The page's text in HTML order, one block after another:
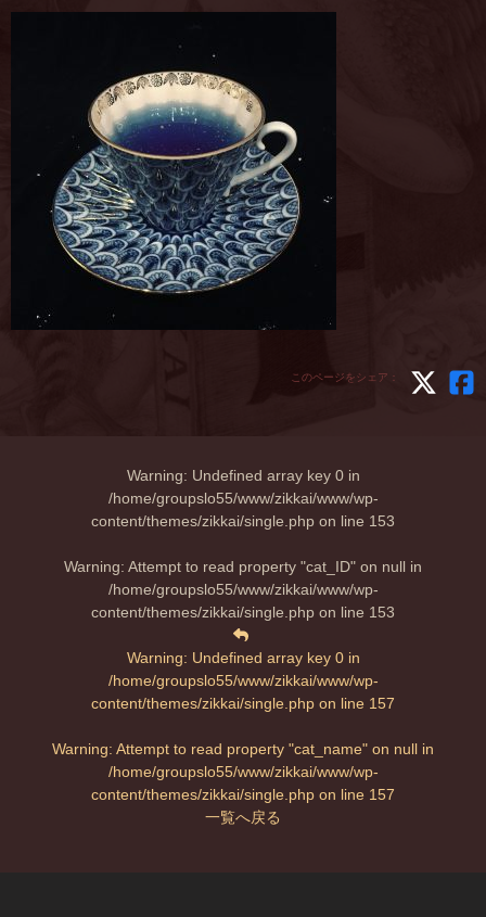
このページをシェア：
Warning: Undefined array key 0 in
/home/groupslo55/www/zikkai/www/wp-
content/themes/zikkai/single.php on line 153
Warning: Attempt to read property "cat_ID" on null in
/home/groupslo55/www/zikkai/www/wp-
content/themes/zikkai/single.php on line 153
Warning: Undefined array key 0 in
/home/groupslo55/www/zikkai/www/wp-
content/themes/zikkai/single.php on line 157
Warning: Attempt to read property "cat_name" on null in
/home/groupslo55/www/zikkai/www/wp-
content/themes/zikkai/single.php on line 157
一覧へ戻る